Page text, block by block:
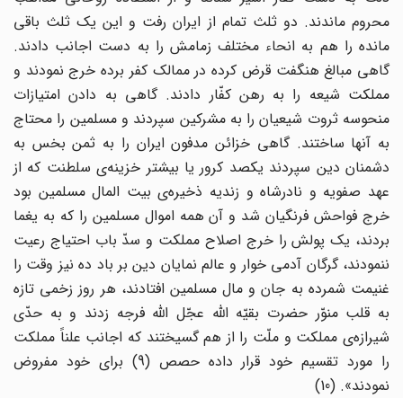
محروم ماندند. دو ثلث تمام از ایران رفت و این یک ثلث باقی
مانده را هم به انحاء مختلف زمامش را به دست اجانب دادند.
گاهی مبالغ هنگفت قرض کرده در ممالک کفر برده خرج نمودند و
مملکت شیعه را به رهن کفّار دادند. گاهی به دادن امتیازات
منحوسه ثروت شیعیان را به مشرکین سپردند و مسلمین را محتاج
به آنها ساختند. گاهی خزائن مدفون ایران را به ثمن بخس به
دشمنان دین سپردند یکصد کرور یا بیشتر خزینه‌ی سلطنت که از
عهد صفویه و نادرشاه و زندیه ذخیره‌ی بیت المال مسلمین بود
خرج فواحش فرنگیان شد و آن همه اموال مسلمین را که به یغما
بردند، یک پولش را خرج اصلاح مملکت و سدّ باب احتیاج رعیت
ننمودند، گرگان آدمی خوار و عالم نمایان دین بر باد ده نیز وقت را
غنیمت شمرده به جان و مال مسلمین افتادند، هر روز زخمی تازه
به قلب منوّر حضرت بقیّه الله عجّل الله فرجه زدند و به حدّی
شیرازه‌ی مملکت و ملّت را از هم گسیختند که اجانب علناً مملکت
را مورد تقسیم خود قرار داده حصص (9) برای خود مفروض
نمودند». (10)